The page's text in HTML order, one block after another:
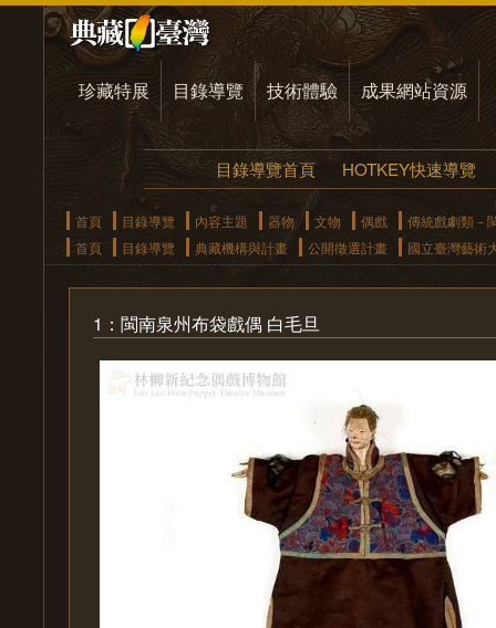
珍藏特展 目錄導覽 技術體驗 成果網站資源
目錄導覽首頁 HOTKEY快速導覽
首頁 目錄導覽 內容主題 器物 文物 偶戲
傳統戲劇類－
首頁
目錄導覽 典藏機構與計畫 公開徵選計畫 國立臺灣藝術
1：閩南泉州布袋戲偶 白毛旦